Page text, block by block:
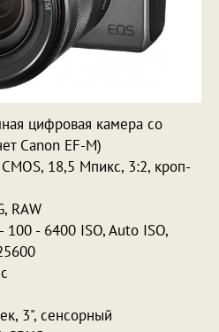
цифровая камера со
Canon EF-M)
18,5 Мпикс, 3:2, кроп-
RAW
- 100 - 6400 ISO, Auto ISO,
3", сенсорный